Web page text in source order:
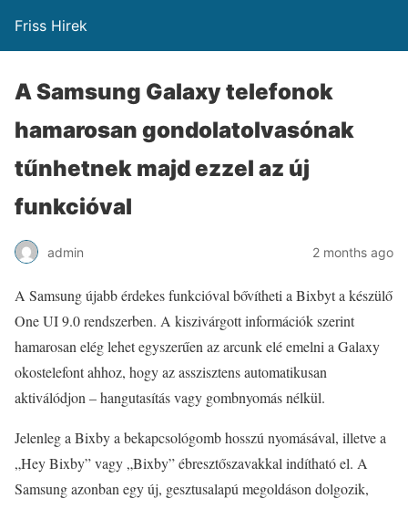
Friss Hirek
A Samsung Galaxy telefonok
hamarosan gondolatolvasónak
tűnhetnek majd ezzel az új
funkcióval
admin 2 months ago
A Samsung újabb érdekes funkcióval bővítheti a Bixbyt a készülő
One UI 9.0 rendszerben. A kiszivárgott információk szerint
hamarosan elég lehet egyszerűen az arcunk elé emelni a Galaxy
okostelefont ahhoz, hogy az asszisztens automatikusan
aktiválódjon – hangutasítás vagy gombnyomás nélkül.
Jelenleg a Bixby a bekapcsológomb hosszú nyomásával, illetve a
„Hey Bixby” vagy „Bixby” ébresztőszavakkal indítható el. A
Samsung azonban egy új, gesztusalapú megoldáson dolgozik,